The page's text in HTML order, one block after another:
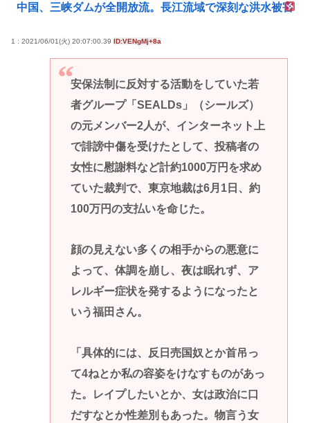
中国、三峡ダムが全開放流。長江流域で深刻な洪水被害
1 : 2021/06/01(火) 20:07:00.39 ID:VENgMj+8a
安保法制に反対する活動をしていた若
者グループ「SEALDs」（シールズ）
の元メンバー2人が、インターネット上
で誹謗中傷を受けたとして、投稿者の
女性に慰謝料など計約1000万円を求め
ていた裁判で、東京地裁は6月1日、約
100万円の支払いを命じた。
顔の見えない多くの相手からの悪意に
よって、体調を崩し、夜は眠れず、ア
レルギー症状を発するようになったと
いう福田さん。
「具体的には、反日売国奴とか首吊っ
て4ねとか私の容姿をけなすものがあっ
た。レイプしたいとか、女は政治に口
だすなとか性差別もあった。物言う女